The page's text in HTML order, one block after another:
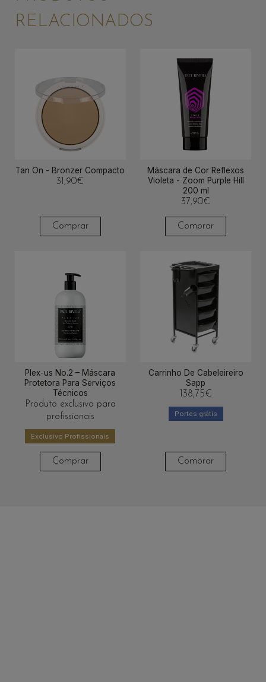
RELACIONADOS
Tan On - Bronzer Compacto
31,90€
Comprar
Máscara de Cor Reflexos
Violeta - Zoom Purple Hill
200 ml
37,90€
Comprar
Plex-us No.2 – Máscara
Protetora Para Serviços
Técnicos
Produto exclusivo para
profissionais
Exclusivo Profissionais
Comprar
Carrinho De Cabeleireiro
Sapp
138,75€
Portes grátis
Comprar